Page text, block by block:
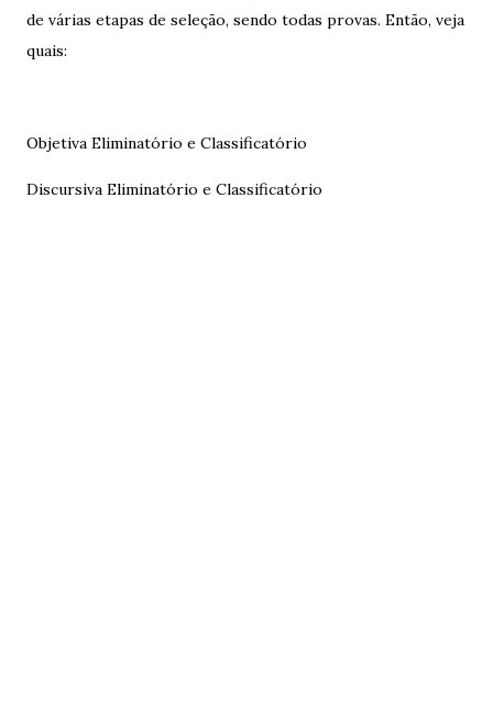
de várias etapas de seleção, sendo todas provas. Então, veja
quais:
Objetiva Eliminatório e Classificatório
Discursiva Eliminatório e Classificatório